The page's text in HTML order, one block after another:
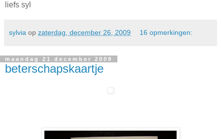
liefs syl
sylvia op zaterdag, december 26, 2009 16 opmerkingen:
maandag 21 december 2009
beterschapskaartje